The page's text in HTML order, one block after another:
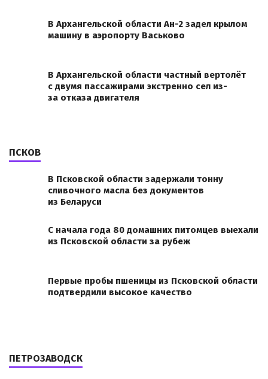
В Архангельской области Ан-2 задел крылом
машину в аэропорту Васьково
В Архангельской области частный вертолёт
с двумя пассажирами экстренно сел из-
за отказа двигателя
ПСКОВ
В Псковской области задержали тонну
сливочного масла без документов
из Беларуси
С начала года 80 домашних питомцев выехали
из Псковской области за рубеж
Первые пробы пшеницы из Псковской области
подтвердили высокое качество
ПЕТРОЗАВОДСК